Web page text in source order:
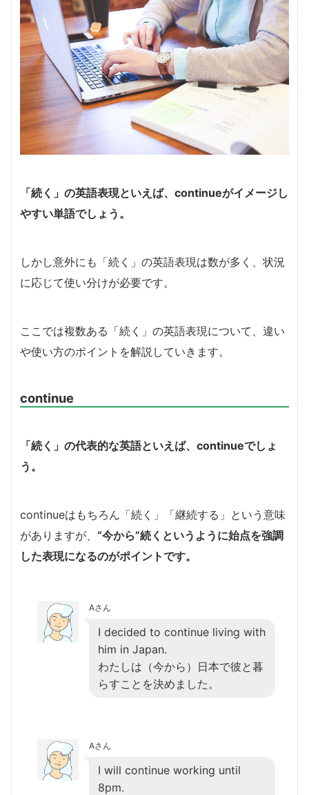
「続く」の英語表現といえば、continueがイメージし
やすい単語でしょう。
しかし意外にも「続く」の英語表現は数が多く、状況
に応じて使い分けが必要です。
ここでは複数ある「続く」の英語表現について、違い
や使い方のポイントを解説していきます。
continue
「続く」の代表的な英語といえば、continueでしょ
う。
continueはもちろん「続く」「継続する」という意味
がありますが、 “今から”続くというように始点を強調
した表現になるのがポイントです。
Aさん
I decided to continue living with
him in Japan.
わたしは（今から）日本で彼と暮
らすことを決めました。
Aさん
I will continue working until
8pm.